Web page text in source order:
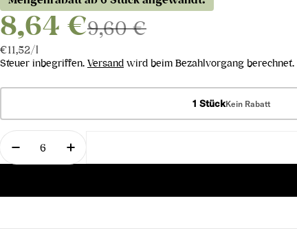
8,64 €9,60 €
Stückpreis
€11,52/pro
l
Steuer inbegriffen. Versand wird beim Bezahlvorgang berechnet.
1 StückKein Rabatt
Menge
Menge für Spumante Brut Dongjone verringern
Menge für Spumante Brut Dongjone